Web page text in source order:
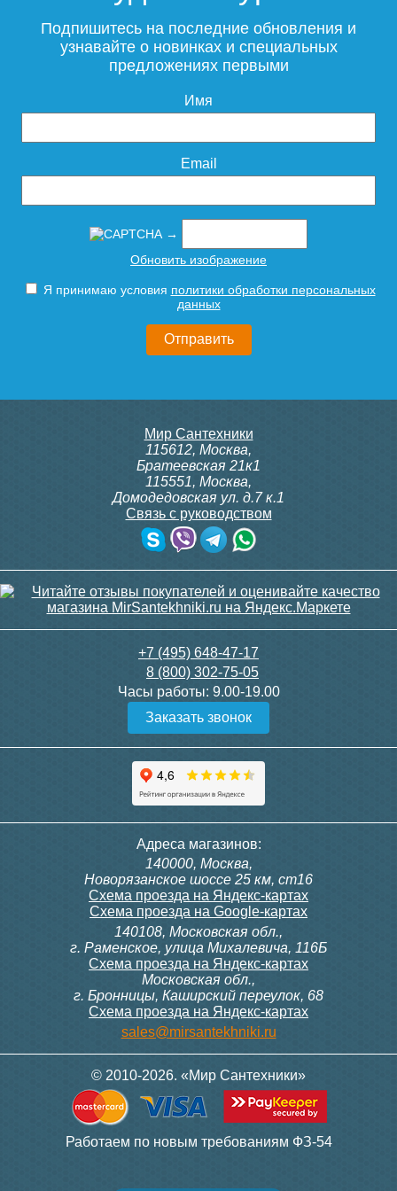
6 689
полотенцесушителя Point
PN00010 разъёмный с
кольцом 1", хром
321
Соединение прямое 1"х1" г/
ш для п/с (пара)
Соединение прямое 1х3/4
г/ш для полотенцесушителя
(пара)
1 550
Подробнее
Комплект скрытого
подключения Lemark
LM0101BL для
электрического
полотенцесушителя,
Подробнее
полотенцесушителя Point
PN00005 1"х3/4" г/ш, хром
1 384
подключения Lemark
LM0101W для
электрического
полотенцесушителя, белый
2 338
Отражатель 3/4 дюйм для
п/с Terminus (пара)
г/г для п/с (пара)
Подпишитесь на последние обновления и
узнавайте о новинках и специальных
предложениях первыми
Имя
Email
→
Обновить изображение
Я принимаю условия политики обработки персональных
данных
Мир Сантехники
115612, Москва,
Братеевская 21к1
115551, Москва,
Домодедовская ул. д.7 к.1
Связь с руководством
+7 (495) 648-47-17
8 (800) 302-75-05
Часы работы: 9.00-19.00
Заказать звонок
Адреса магазинов:
140000, Москва,
Новорязанское шоссе 25 км, ст16
Схема проезда на Яндекс-картах
Схема проезда на Google-картах
140108, Московская обл.,
г. Раменское, улица Михалевича, 116Б
Схема проезда на Яндекс-картах
Московская обл.,
г. Бронницы, Каширский переулок, 68
Схема проезда на Яндекс-картах
sales@mirsantekhniki.ru
© 2010-2026. «Мир Сантехники»
Работаем по новым требованиям ФЗ-54